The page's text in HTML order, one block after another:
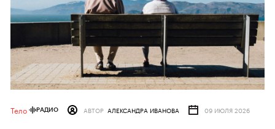
Тело РАДИО АВТОР АЛЕКСАНДРА ИВАНОВА 09 ИЮЛЯ 2026